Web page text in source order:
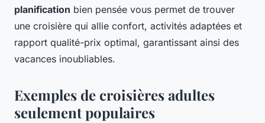
planification bien pensée vous permet de trouver
une croisière qui allie confort, activités adaptées et
rapport qualité-prix optimal, garantissant ainsi des
vacances inoubliables.
Exemples de croisières adultes
seulement populaires